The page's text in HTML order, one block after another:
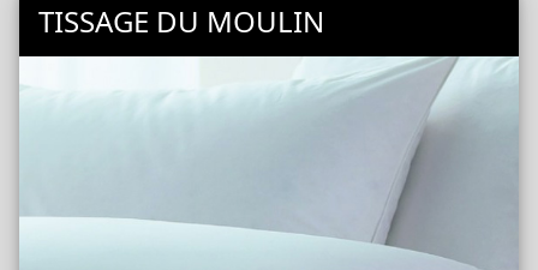
Ergonomique
Fibre
Réversibles
TISSAGE DU MOULIN